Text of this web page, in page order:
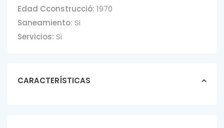
Edad Cconstrucció: 1970
Saneamiento: Si
Servicios: Si
CARACTERÍSTICAS